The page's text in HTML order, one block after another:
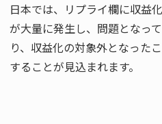
日本では、リプライ欄に収益
が大量に発生し、問題となっ
り、収益化の対象外となった
することが見込まれます。